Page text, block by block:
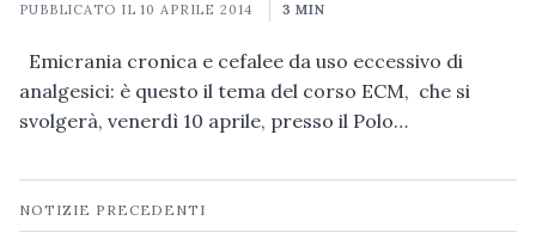
PUBBLICATO IL10 APRILE 2014 3 MIN
Emicrania cronica e cefalee da uso eccessivo di
analgesici: è questo il tema del corso ECM, che si
svolgerà, venerdì 10 aprile, presso il Polo…
Navigazione
NOTIZIE PRECEDENTI